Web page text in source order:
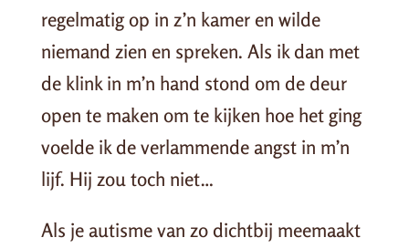
regelmatig op in z’n kamer en wilde
niemand zien en spreken. Als ik dan met
de klink in m’n hand stond om de deur
open te maken om te kijken hoe het ging
voelde ik de verlammende angst in m’n
lijf. Hij zou toch niet…
Als je autisme van zo dichtbij meemaakt